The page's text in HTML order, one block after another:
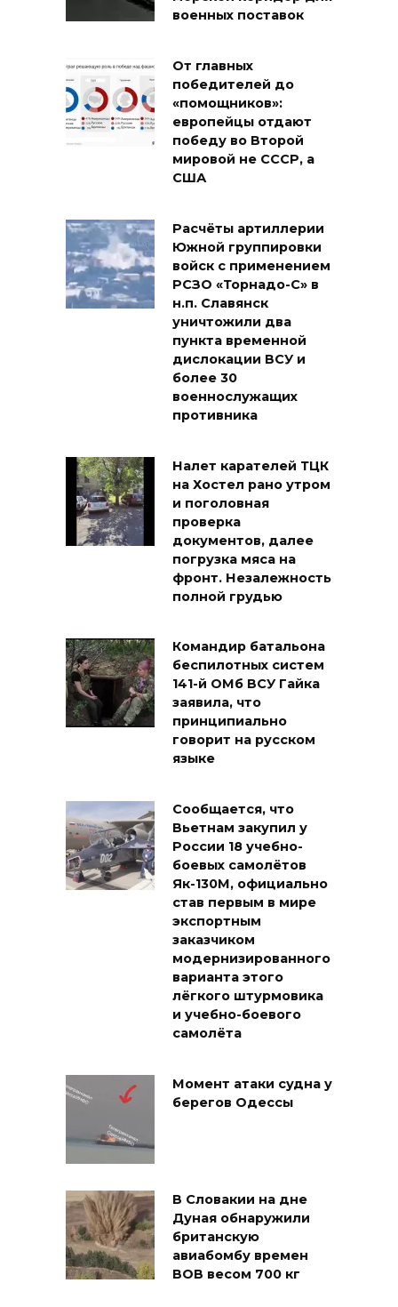
военных поставок
От главных
победителей до
«помощников»:
европейцы отдают
победу во Второй
мировой не СССР, а
США
Расчёты артиллерии
Южной группировки
войск с применением
РСЗО «Торнадо-С» в
н.п. Славянск
уничтожили два
пункта временной
дислокации ВСУ и
более 30
военнослужащих
противника
Налет карателей ТЦК
на Хостел рано утром
и поголовная
проверка
документов, далее
погрузка мяса на
фронт. Незалежность
полной грудью
Командир батальона
беспилотных систем
141-й ОМб ВСУ Гайка
заявила, что
принципиально
говорит на русском
языке
Сообщается, что
Вьетнам закупил у
России 18 учебно-
боевых самолётов
Як-130М, официально
став первым в мире
экспортным
заказчиком
модернизированного
варианта этого
лёгкого штурмовика
и учебно-боевого
самолёта
Момент атаки судна у
берегов Одессы
В Словакии на дне
Дуная обнаружили
британскую
авиабомбу времен
ВОВ весом 700 кг